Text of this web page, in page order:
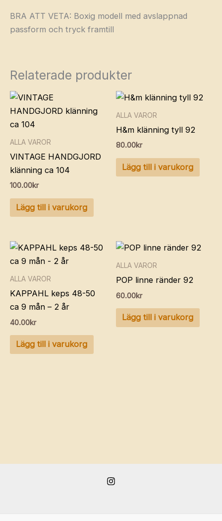
BRA ATT VETA: Boxig modell med avslappnad
passform och tryck framtill
Relaterade produkter
ALLA VAROR
VINTAGE HANDGJORD
klänning ca 104
100.00kr
Lägg till i varukorg
ALLA VAROR
H&m klänning tyll 92
80.00kr
Lägg till i varukorg
ALLA VAROR
KAPPAHL keps 48-50
ca 9 mån – 2 år
40.00kr
Lägg till i varukorg
ALLA VAROR
POP linne ränder 92
60.00kr
Lägg till i varukorg